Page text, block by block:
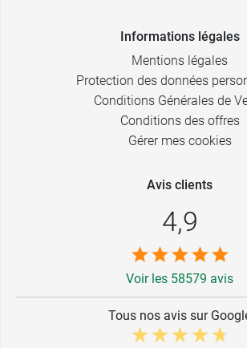
Informations légales
Mentions légales
Protection des données
Conditions Générales de
Conditions des offres
Gérer mes cookies
Avis clients
4,9
Voir les 58579 avis
Tous nos avis sur